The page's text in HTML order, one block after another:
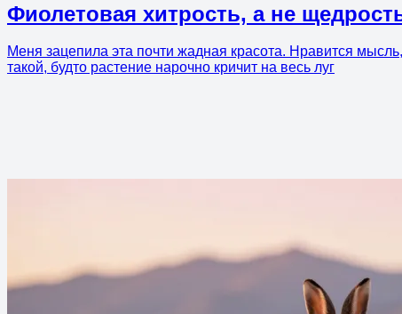
Фиолетовая хитрость, а не
Меня зацепила эта почти жадная красота. Нравится
такой, будто растение нарочно кричит на весь луг